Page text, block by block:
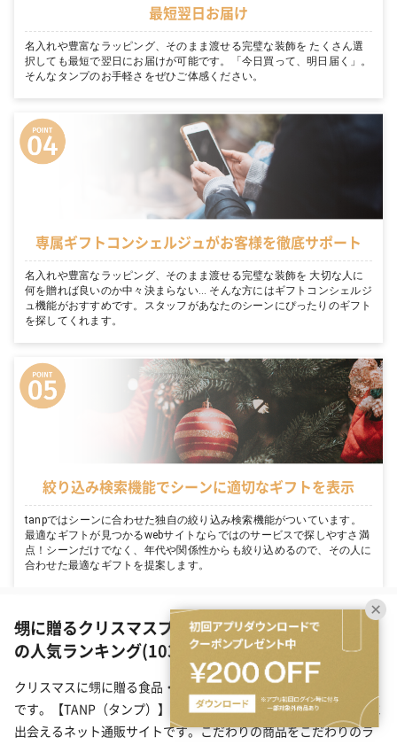
最短翌日お届け
名入れや豊富なラッピング、そのまま渡せる完璧な装飾を たくさん選
択しても最短で翌日にお届けが可能です。「今日買って、明日届く」。
そんなタンプのお手軽さをぜひご体感ください。
専属ギフトコンシェルジュがお客様を徹底サポート
名入れや豊富なラッピング、そのまま渡せる完璧な装飾を 大切な人に
何を贈れば良いのか中々決まらない… そんな方にはギフトコンシェルジ
ュ機能がおすすめです。スタッフがあなたのシーンにぴったりのギフト
を探してくれます。
絞り込み検索機能でシーンに適切なギフトを表示
tanpではシーンに合わせた独自の絞り込み検索機能がついています。
最適なギフトが見つかるwebサイトならではのサービスで探しやすさ満
点！シーンだけでなく、年代や関係性からも絞り込めるので、その人に
合わせた最適なギフトを提案します。
甥に贈るクリスマスプレゼント（食品・スイーツ）
の人気ランキング(1038件)
クリスマスに甥に贈る食品・スイーツのプレゼント一覧(1038件)
です。【TANP（タンプ）】は大切な日にぴったりな「ギフト」に
出会えるネット通販サイトです。こだわりの商品をこだわりのラ